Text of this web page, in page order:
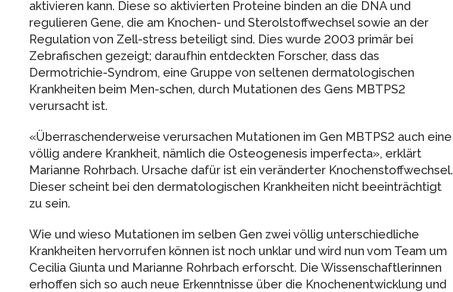
aktivieren kann. Diese so aktivierten Proteine binden an die DNA und
regulieren Gene, die am Knochen- und Sterolstoffwechsel sowie an der
Regulation von Zell-stress beteiligt sind. Dies wurde 2003 primär bei
Zebrafischen gezeigt; daraufhin entdeckten Forscher, dass das
Dermotrichie-Syndrom, eine Gruppe von seltenen dermatologischen
Krankheiten beim Men-schen, durch Mutationen des Gens MBTPS2
verursacht ist.
«Überraschenderweise verursachen Mutationen im Gen MBTPS2 auch eine
völlig andere Krankheit, nämlich die Osteogenesis imperfecta», erklärt
Marianne Rohrbach. Ursache dafür ist ein veränderter Knochenstoffwechsel.
Dieser scheint bei den dermatologischen Krankheiten nicht beeinträchtigt
zu sein.
Wie und wieso Mutationen im selben Gen zwei völlig unterschiedliche
Krankheiten hervorrufen können ist noch unklar und wird nun vom Team um
Cecilia Giunta und Marianne Rohrbach erforscht. Die Wissenschaftlerinnen
erhoffen sich so auch neue Erkenntnisse über die Knochenentwicklung und